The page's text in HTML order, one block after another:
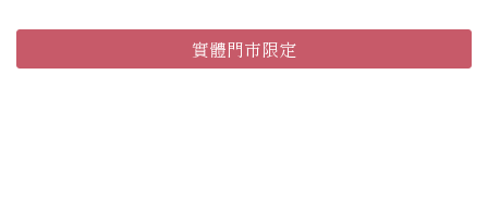
實體門市限定